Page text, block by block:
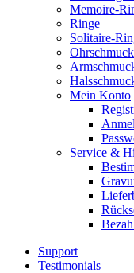
Memoire-
Ringe
Solitaire-
Ohrschmuck
Mein Konto
Service &
Support
Testimonials